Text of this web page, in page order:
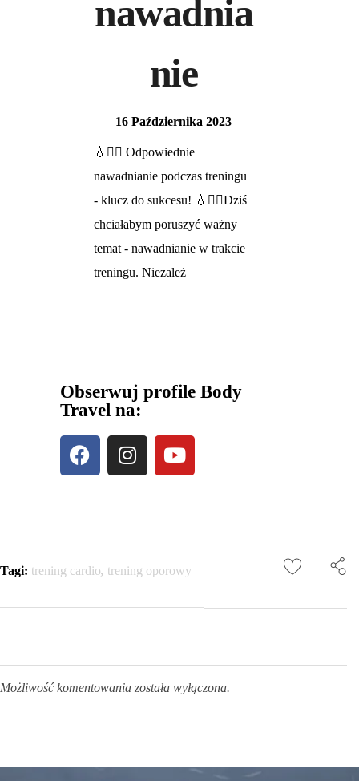
nawadnia
nie
16 Października 2023
💧🏋️‍♀️ Odpowiednie
nawadnianie podczas treningu
- klucz do sukcesu! 💧🏋️‍♂️Dziś
chciałabym poruszyć ważny
temat - nawadnianie w trakcie
treningu. Niezależ
Obserwuj profile Body
Travel na:
Tagi: trening cardio, trening oporowy
Możliwość komentowania została wyłączona.